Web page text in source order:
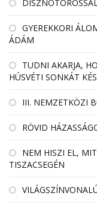
GYEREKKORI
ÁDÁM
TUDNI AKARJA,
HÚSVÉTI SONKÁT
III. NEMZETKÖZI
RÖVID
NEM HISZI EL,
TISZACSEGÉN